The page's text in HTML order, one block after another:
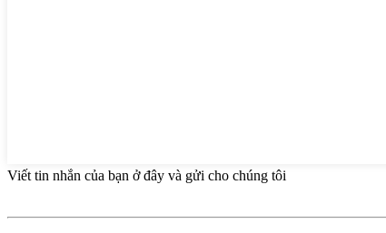
Viết tin nhắn của bạn ở đây và gửi cho chúng tôi